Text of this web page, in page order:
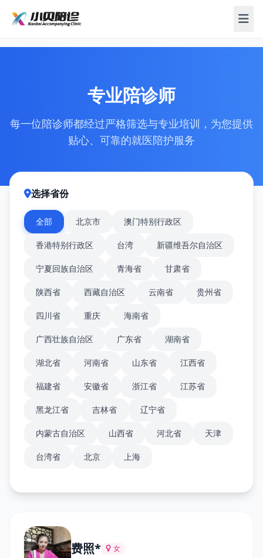
专业陪诊师
每一位陪诊师都经过严格筛选与专业培训，为您提供
贴心、可靠的就医陪护服务
选择省份
全部 北京市 澳门特别行政区
香港特别行政区 台湾 新疆维吾尔自治区
宁夏回族自治区 青海省 甘肃省
陕西省 西藏自治区 云南省 贵州省
四川省 重庆 海南省
广西壮族自治区 广东省 湖南省
湖北省 河南省 山东省 江西省
福建省 安徽省 浙江省 江苏省
黑龙江省 吉林省 辽宁省
内蒙古自治区 山西省 河北省 天津
台湾省 北京 上海
费照* 女